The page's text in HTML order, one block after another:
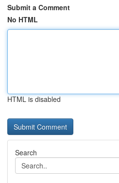
Submit a Comment
No HTML
HTML is disabled
Search